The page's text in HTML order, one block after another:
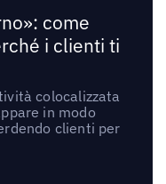
come
i clienti ti
colocalizzata
in modo
clienti per